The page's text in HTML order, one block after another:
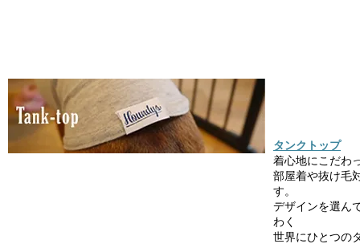
タンクトップ
着心地にこだわ
部屋着や抜け毛
す。
デザインを選ん
わく
世界にひとつの